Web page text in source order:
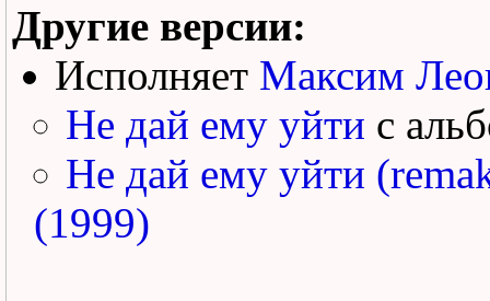
Другие версии:
Исполняет Максим
Не дай ему уйти с
Не дай ему уйти
(1999)